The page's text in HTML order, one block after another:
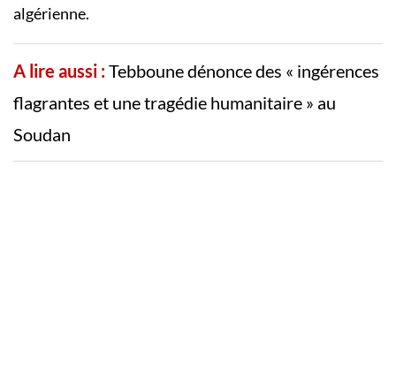
algérienne.
A lire aussi :Tebboune dénonce des « ingérences
flagrantes et une tragédie humanitaire » au
Soudan